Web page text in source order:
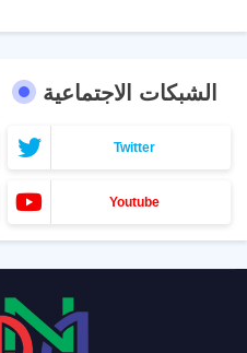
الشبكات الاجتماعية
Twitter
Youtube